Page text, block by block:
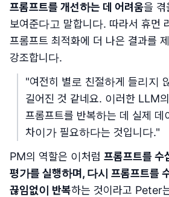
프롬프트를 개선하는 데 어려움을 겪
보여준다고 말합니다. 따라서 휴먼
프롬프트 최적화에 더 나은 결과를
강조합니다.
"여전히 별로 친절하게 들리지
길어진 것 같네요. 이러한 LLM
프롬프트를 반복하는 데 실제 데
차이가 필요하다는 것입니다."
PM의 역할은 이처럼 프롬프트를 수
평가를 실행하며, 다시 프롬프트를
끊임없이 반복하는 것이라고 Peter